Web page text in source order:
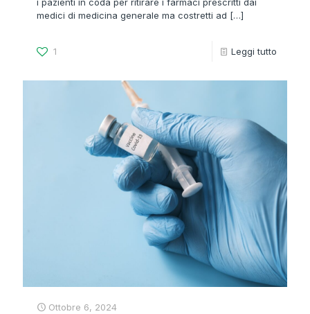
medici di medicina generale ma costretti ad […]
1 Leggi tutto
Ottobre 6, 2024